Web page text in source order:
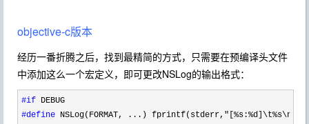
objective-c版本
经历一番折腾之后，找到最精简的方式，只需要在预编译头文件
中添加这么一个宏定义，即可更改NSLog的输出格式：
#if
#define